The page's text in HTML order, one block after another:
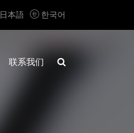
日本語  한국어
联系我们